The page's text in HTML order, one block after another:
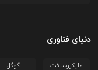
دنیای فناوری
مایکروسافت گوگل